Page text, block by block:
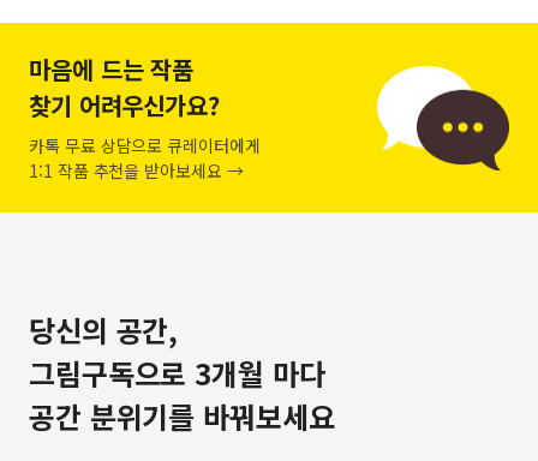
마음에 드는 작품
찾기 어려우신가요?
카톡 무료 상담으로 큐레이터에게
1:1 작품 추천을 받아보세요 →
당신의 공간,
그림구독으로 3개월 마다
공간 분위기를 바꿔보세요